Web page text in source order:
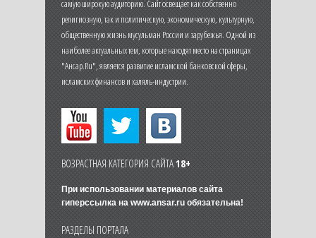
самую широкую аудиторию. Сайт освещает как собственно
религиозную, так и политическую, экономическую, культурную,
общественную жизнь мусульман России и зарубежья. Одной из
наиболее актуальных тем, которые находят место на страницах
"Ансар.Ru", является развитие исламской банковской сферы,
исламских финансов и халяль-индустрии.
ВОЗРАСТНАЯ КАТЕГОРИЯ САЙТА18+
При использовании материалов сайта
гиперссылка на www.ansar.ruобязательна!
РАЗДЕЛЫ ПОРТАЛА